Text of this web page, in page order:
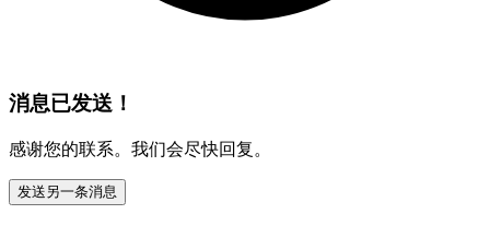
消息已发送！
感谢您的联系。我们会尽快回复。
发送另一条消息